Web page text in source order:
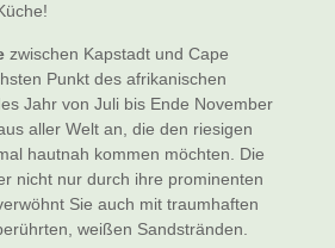
zwischen Kapstadt und Cape
Punkt des afrikanischen
Jahr von Juli bis Ende November
aller Welt an, die den riesigen
hautnah kommen möchten. Die
nicht nur durch ihre prominenten
Sie auch mit traumhaften
weißen Sandstränden.